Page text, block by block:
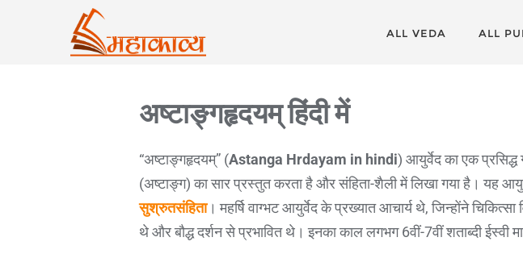
ALL VEDA ALL
अष्टाङ्गहृदयम् हिंदी में
“अष्टाङ्गहृदयम्” (Astanga Hrdayam in hindi) आयुर्वेद का एक प्रसिद्ध
(अष्टाङ्ग) का सार प्रस्तुत करता है और संहिता-शैली में लिखा गया है। यह
सुश्रुतसंहिता। महर्षि वाग्भट आयुर्वेद के प्रख्यात आचार्य थे, जिन्होंने
थे और बौद्ध दर्शन से प्रभावित थे। इनका काल लगभग 6वीं-7वीं शताब्दी ईस्वी